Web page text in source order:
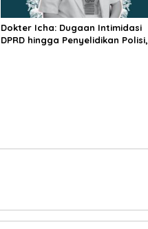
Dokter Icha: Dugaan Intimidasi
DPRD hingga Penyelidikan Polisi,